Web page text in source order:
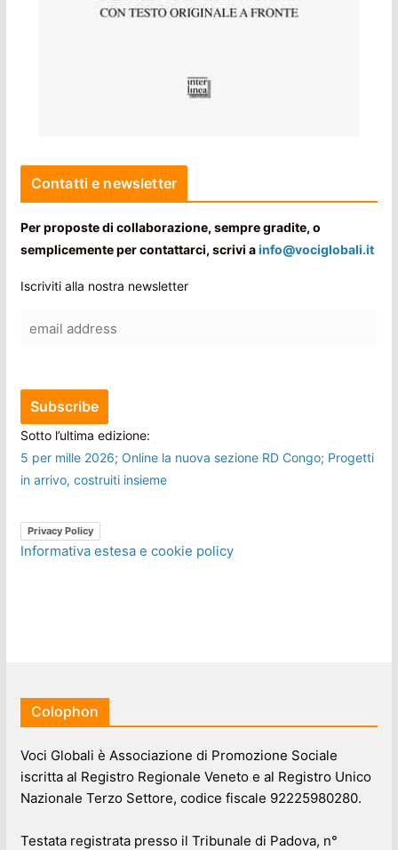
Contatti e newsletter
Per proposte di collaborazione, sempre gradite, o
semplicemente per contattarci, scrivi ainfo@vociglobali.it
Iscriviti alla nostra newsletter
Sotto l’ultima edizione:
5 per mille 2026; Online la nuova sezione RD Congo; Progetti
in arrivo, costruiti insieme
Privacy Policy
Informativa estesa e cookie policy
Colophon
Voci Globali è Associazione di Promozione Sociale
iscritta al Registro Regionale Veneto e al Registro Unico
Nazionale Terzo Settore, codice fiscale 92225980280.
Testata registrata presso il Tribunale di Padova, n°